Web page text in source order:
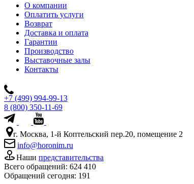
О компании
Оплатить услуги
Возврат
Доставка и оплата
Гарантии
Производство
Выставочные залы
Контакты
+7 (499) 994-99-13
8 (800) 350-11-69
г. Москва, 1-й Коптельский пер.20, помещение 2
info@horonim.ru
Наши представительства
Всего обращений: 624 410
Обращений сегодня: 191